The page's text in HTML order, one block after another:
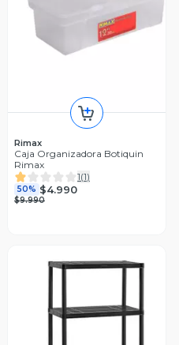
Rimax
Caja Organizadora Botiquin
Rimax
1(1)
50% $4.990
$9.990